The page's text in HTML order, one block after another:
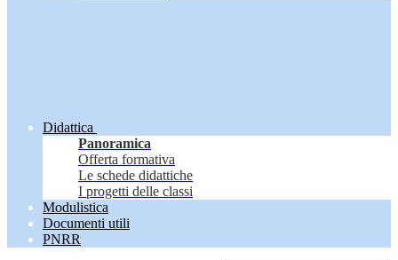
Didattica
Panoramica
Offerta formativa
Le schede didattiche
I progetti delle classi
Modulistica
Documenti utili
PNRR